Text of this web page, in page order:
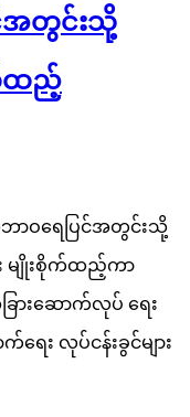
အတွင်းသို့
က်ထည့်
ဘာဝရေပြင်အတွင်းသို့
း မျိုးစိုက်ထည့်ကာ
ားဆောက်လုပ် ရေး
ေး လုပ်ငန်းခွင်များ